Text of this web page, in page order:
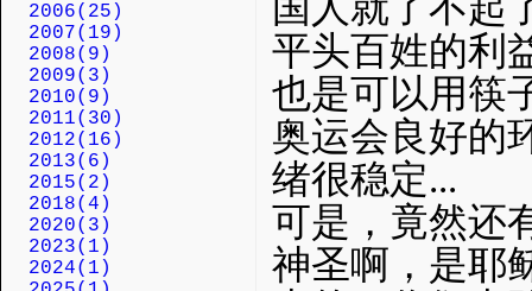
2006(25)
2007(19)
2008(9)
2009(3)
2010(9)
2011(30)
2012(16)
2013(6)
2015(2)
2018(4)
2020(3)
2023(1)
2024(1)
平头百姓的利
也是可以用筷
奥运会良好的
绪很稳定...
可是，竟然还
神圣啊，是耶